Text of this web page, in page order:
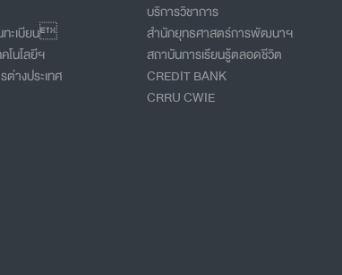
นทะเบียน
โนโลยีฯ
างประเทศ
บริการวิชาการ
สำนักยุทธศาสตร์การพัฒนาฯ
สถาบันการเรียนรู้ตลอดชีวิต
CREDIT BANK
CRRU CWIE